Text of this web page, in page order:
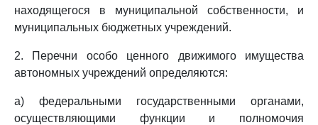
находящегося в муниципальной собственности, и
муниципальных бюджетных учреждений.
2. Перечни особо ценного движимого имущества
автономных учреждений определяются:
а) федеральными государственными органами,
осуществляющими функции и полномочия